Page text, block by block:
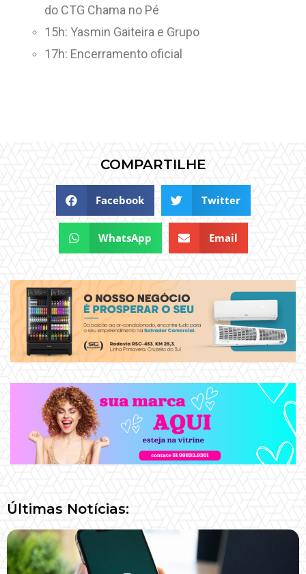
do CTG Chama no Pé
15h: Yasmin Gaiteira e Grupo
17h: Encerramento oficial
COMPARTILHE
Facebook Twitter
WhatsApp Email
Últimas Notícias: